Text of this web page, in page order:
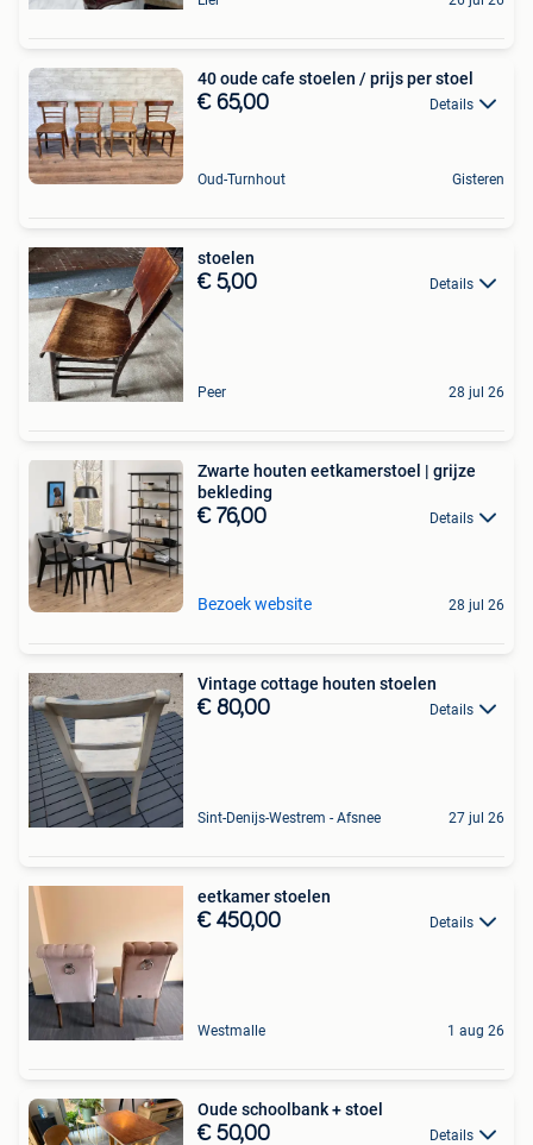
40 oude cafe stoelen / prijs per stoel
€ 65,00 Details
Oud-Turnhout Gisteren
stoelen
€ 5,00 Details
Peer 28 jul 26
Zwarte houten eetkamerstoel | grijze
bekleding
€ 76,00 Details
Bezoek website 28 jul 26
Vintage cottage houten stoelen
€ 80,00 Details
Sint-Denijs-Westrem - Afsnee 27 jul 26
eetkamer stoelen
€ 450,00 Details
Westmalle 1 aug 26
Oude schoolbank + stoel
€ 50,00 Details